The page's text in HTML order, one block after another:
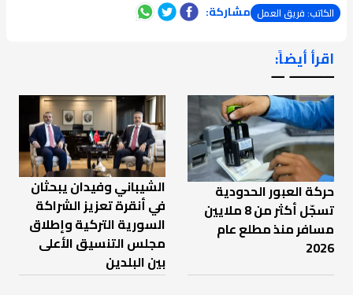
الكاتب: فريق العمل مشاركة:
اقرأ أيضاً:
ـــــــ ــ
حركة العبور الحدودية
تسجّل أكثر من 8 ملايين
مسافر منذ مطلع عام
2026
الشيباني وفيدان يبحثان
في أنقرة تعزيز الشراكة
السورية التركية وإطلاق
مجلس التنسيق الأعلى
بين البلدين